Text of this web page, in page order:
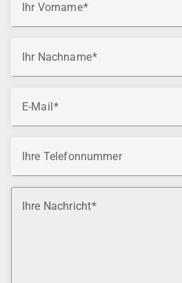
Ihr Vorname
Ihr Nachname
E-Mail
Ihre Telefonnummer
Ihre Nachricht